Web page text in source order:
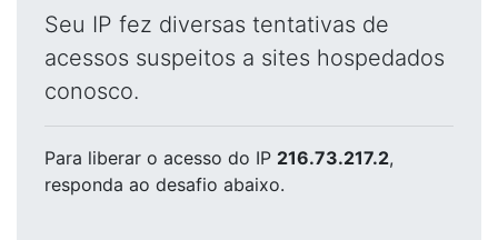
Seu IP fez diversas tentativas de
acessos suspeitos a sites hospedados
conosco.
Para liberar o acesso do IP 216.73.217.2,
responda ao desafio abaixo.